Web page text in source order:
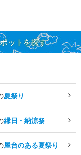
ットを探す
夏祭り
縁日・納涼祭
屋台のある夏祭り